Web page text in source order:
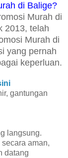
di Balige?
Murah di
2013, telah
Murah di
yang pernah
keperluan.
gantungan
langsung.
aman,
datang